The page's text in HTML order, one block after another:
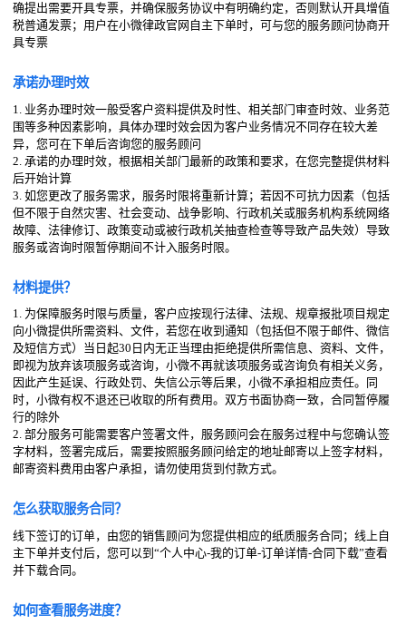
确提出需要开具专票，并确保服务协议中有明确约定，否则默认开具增值
税普通发票；用户在小微律政官网自主下单时，可与您的服务顾问协商开
具专票
承诺办理时效
1. 业务办理时效一般受客户资料提供及时性、相关部门审查时效、业务范
围等多种因素影响，具体办理时效会因为客户业务情况不同存在较大差
异，您可在下单后咨询您的服务顾问
2. 承诺的办理时效，根据相关部门最新的政策和要求，在您完整提供材料
后开始计算
3. 如您更改了服务需求，服务时限将重新计算；若因不可抗力因素（包括
但不限于自然灾害、社会变动、战争影响、行政机关或服务机构系统网络
故障、法律修订、政策变动或被行政机关抽查检查等导致产品失效）导致
服务或咨询时限暂停期间不计入服务时限。
材料提供？
1. 为保障服务时限与质量，客户应按现行法律、法规、规章报批项目规定
向小微提供所需资料、文件，若您在收到通知（包括但不限于邮件、微信
及短信方式）当日起30日内无正当理由拒绝提供所需信息、资料、文件，
即视为放弃该项服务或咨询，小微不再就该项服务或咨询负有相关义务，
因此产生延误、行政处罚、失信公示等后果，小微不承担相应责任。同
时，小微有权不退还已收取的所有费用。双方书面协商一致，合同暂停履
行的除外
2. 部分服务可能需要客户签署文件，服务顾问会在服务过程中与您确认签
字材料，签署完成后，需要按照服务顾问给定的地址邮寄以上签字材料，
邮寄资料费用由客户承担，请勿使用货到付款方式。
怎么获取服务合同？
线下签订的订单，由您的销售顾问为您提供相应的纸质服务合同；线上自
主下单并支付后，您可以到“个人中心-我的订单-订单详情-合同下载”查看
并下载合同。
如何查看服务进度？